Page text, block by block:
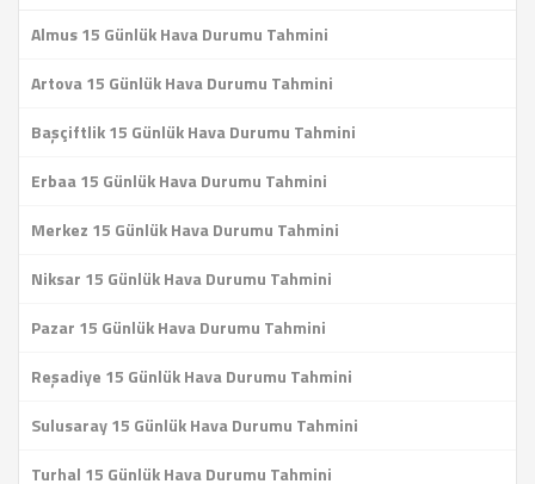
Almus 15 Günlük Hava Durumu Tahmini
Artova 15 Günlük Hava Durumu Tahmini
Başçiftlik 15 Günlük Hava Durumu Tahmini
Erbaa 15 Günlük Hava Durumu Tahmini
Merkez 15 Günlük Hava Durumu Tahmini
Niksar 15 Günlük Hava Durumu Tahmini
Pazar 15 Günlük Hava Durumu Tahmini
Reşadiye 15 Günlük Hava Durumu Tahmini
Sulusaray 15 Günlük Hava Durumu Tahmini
Turhal 15 Günlük Hava Durumu Tahmini